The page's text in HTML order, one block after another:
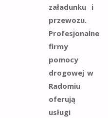
załadunku i
przewozu.
Profesjonalne
firmy
pomocy
drogowej w
Radomiu
oferują
usługi